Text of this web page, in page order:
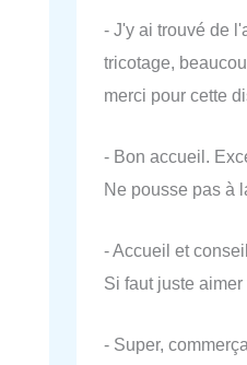
- J'y ai trouvé de
tricotage,
merci pour cette
- Bon accueil.
Ne pousse pas à
- Accueil et
Si faut juste aimer
- Super,